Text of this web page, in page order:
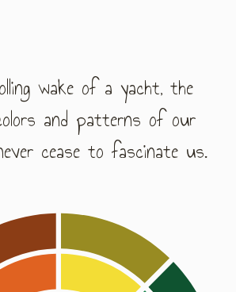
wake of a yacht, the
and patterns of our
cease to fascinate us.